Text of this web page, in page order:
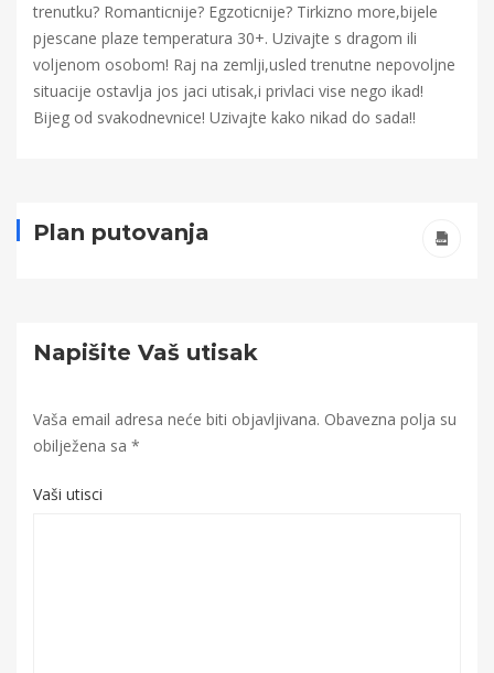
trenutku? Romanticnije? Egzoticnije? Tirkizno more,bijele
pjescane plaze temperatura 30+. Uzivajte s dragom ili
voljenom osobom! Raj na zemlji,usled trenutne nepovoljne
situacije ostavlja jos jaci utisak,i privlaci vise nego ikad!
Bijeg od svakodnevnice! Uzivajte kako nikad do sada!!
Plan putovanja
Napišite Vaš utisak
Vaša email adresa neće biti objavljivana. Obavezna polja su
obilježena sa *
Vaši utisci